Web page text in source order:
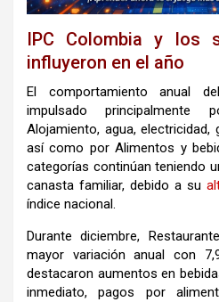
IPC Colombia y los
influyeron en el año
El comportamiento anual
impulsado
Alojamiento, agua,
así como por Alimentos y
categorías continúan teniendo
canasta familiar, debido a su
índice nacional.
Durante diciembre,
mayor variación anual con
destacaron aumentos en
inmediato, pagos por